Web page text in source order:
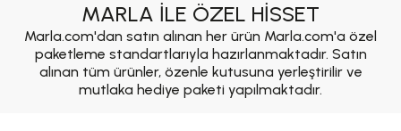
MARLA İLE ÖZEL HİSSET
Marla.com'dan satın alınan her ürün Marla.com'a özel
paketleme standartlarıyla hazırlanmaktadır. Satın
alınan tüm ürünler, özenle kutusuna yerleştirilir ve
mutlaka hediye paketi yapılmaktadır.